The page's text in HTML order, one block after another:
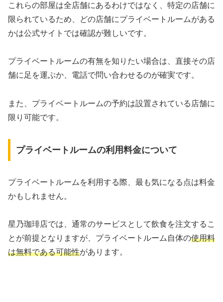
これらの部屋は全店舗にあるわけではなく、特定の店舗に
限られているため、どの店舗にプライベートルームがある
かは公式サイトでは確認が難しいです。
プライベートルームの有無を知りたい場合は、直接その店
舗に足を運ぶか、電話で問い合わせるのが確実です。
また、プライベートルームの予約は設置されている店舗に
限り可能です。
プライベートルームの利用料金について
プライベートルームを利用する際、最も気になる点は料金
かもしれません。
星乃珈琲店では、通常のサービスとして飲食を注文するこ
とが前提となりますが、プライベートルーム自体の使用料
は無料である可能性があります。